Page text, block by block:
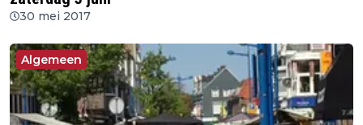
30 mei 2017
Algemeen